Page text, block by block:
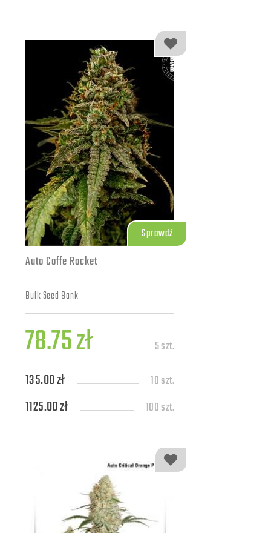
Sprawdź
Auto Coffe Rocket
Bulk Seed Bank
78.75 zł 5 szt.
135.00 zł 10 szt.
1125.00 zł 100 szt.
1000 szt.